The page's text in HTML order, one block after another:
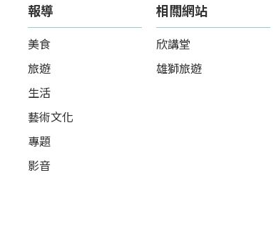
報導
美食
旅遊
生活
藝術文化
專題
影音
相關網站
欣講堂
雄獅旅遊